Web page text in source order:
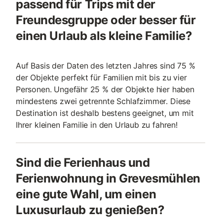
passend für Trips mit der
Freundesgruppe oder besser für
einen Urlaub als kleine Familie?
Auf Basis der Daten des letzten Jahres sind 75 %
der Objekte perfekt für Familien mit bis zu vier
Personen. Ungefähr 25 % der Objekte hier haben
mindestens zwei getrennte Schlafzimmer. Diese
Destination ist deshalb bestens geeignet, um mit
Ihrer kleinen Familie in den Urlaub zu fahren!
Sind die Ferienhaus und
Ferienwohnung in Grevesmühlen
eine gute Wahl, um einen
Luxusurlaub zu genießen?